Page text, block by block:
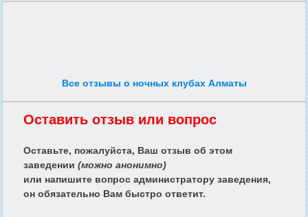
Все отзывы о ночных клубах Алматы
Оставить отзыв или вопрос
Оставьте, пожалуйста, Ваш отзыв об этом
заведении (можно анонимно)
или напишите вопрос администратору заведения,
он обязательно Вам быстро ответит.